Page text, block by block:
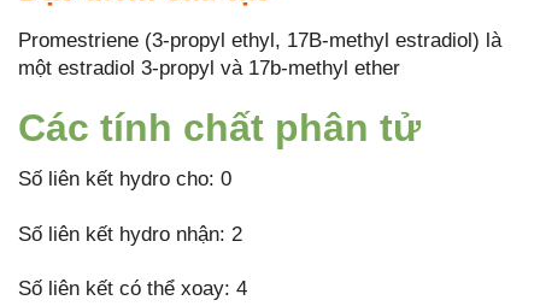
Promestriene (3-propyl ethyl, 17B-methyl estradiol) là
một estradiol 3-propyl và 17b-methyl ether
Các tính chất phân tử
Số liên kết hydro cho: 0
Số liên kết hydro nhận: 2
Số liên kết có thể xoay: 4